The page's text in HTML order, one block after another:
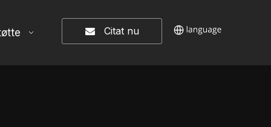
Citat nu